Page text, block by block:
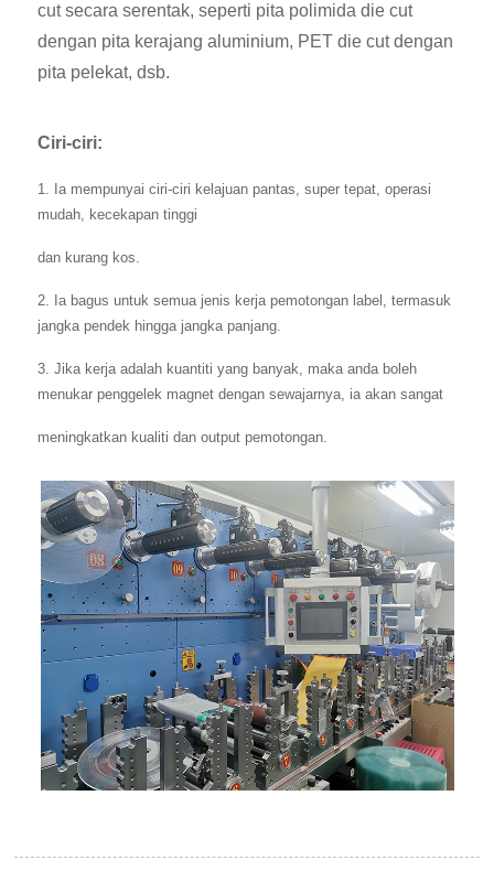
cut secara serentak, seperti pita polimida die cut
dengan pita kerajang aluminium, PET die cut dengan
pita pelekat, dsb.
Ciri-ciri:
1. Ia mempunyai ciri-ciri kelajuan pantas, super tepat, operasi
mudah, kecekapan tinggi
dan kurang kos.
2. Ia bagus untuk semua jenis kerja pemotongan label, termasuk
jangka pendek hingga jangka panjang.
3. Jika kerja adalah kuantiti yang banyak, maka anda boleh
menukar penggelek magnet dengan sewajarnya, ia akan sangat
meningkatkan kualiti dan output pemotongan.